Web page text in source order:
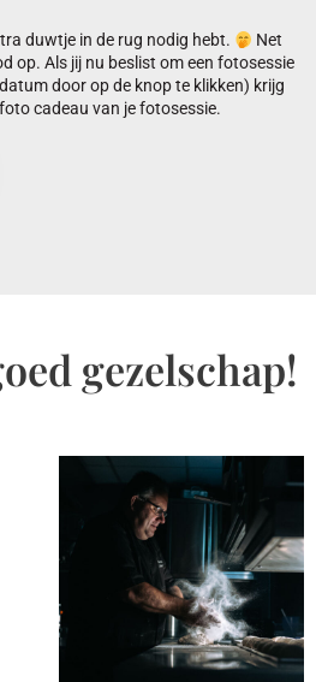
duwtje in de rug nodig hebt.
Net
op. Als jij nu beslist om een fotosessie
door op de knop te klikken) krijg
cadeau van je fotosessie.
gezelschap!